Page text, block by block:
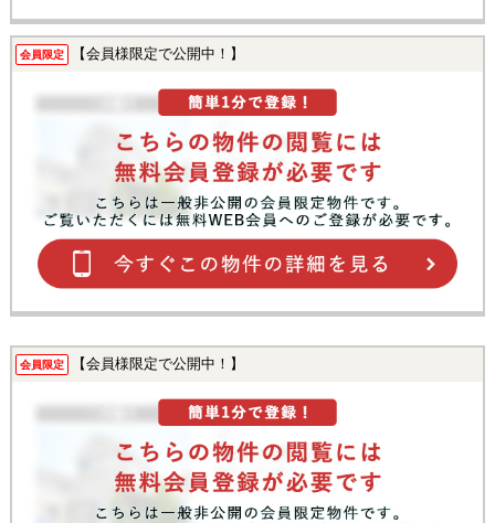
会員限定 【会員様限定で公開中！】
会員限定 【会員様限定で公開中！】